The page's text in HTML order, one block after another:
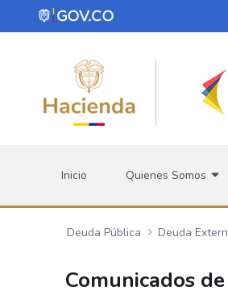
Saltar al contenido principal
Inicio Quienes Somos
Deuda Pública Deuda
Comunicados